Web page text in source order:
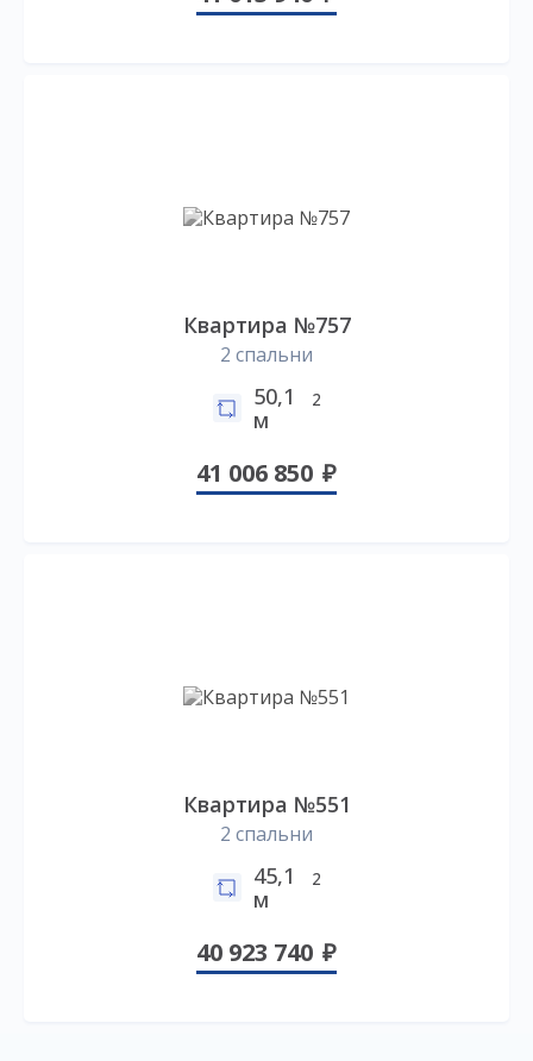
Квартира №757
2 спальни
50,1
м
2
41 006 850
Квартира №551
2 спальни
45,1
м
2
40 923 740